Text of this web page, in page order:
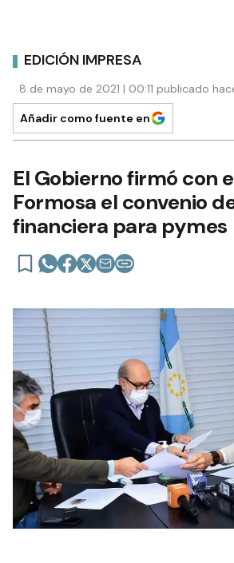
EDICIÓN IMPRESA
8 de mayo de 2021 | 00:11 publicado
Añadir como fuente en
El Gobierno firmó con
Formosa el convenio
financiera para pymes